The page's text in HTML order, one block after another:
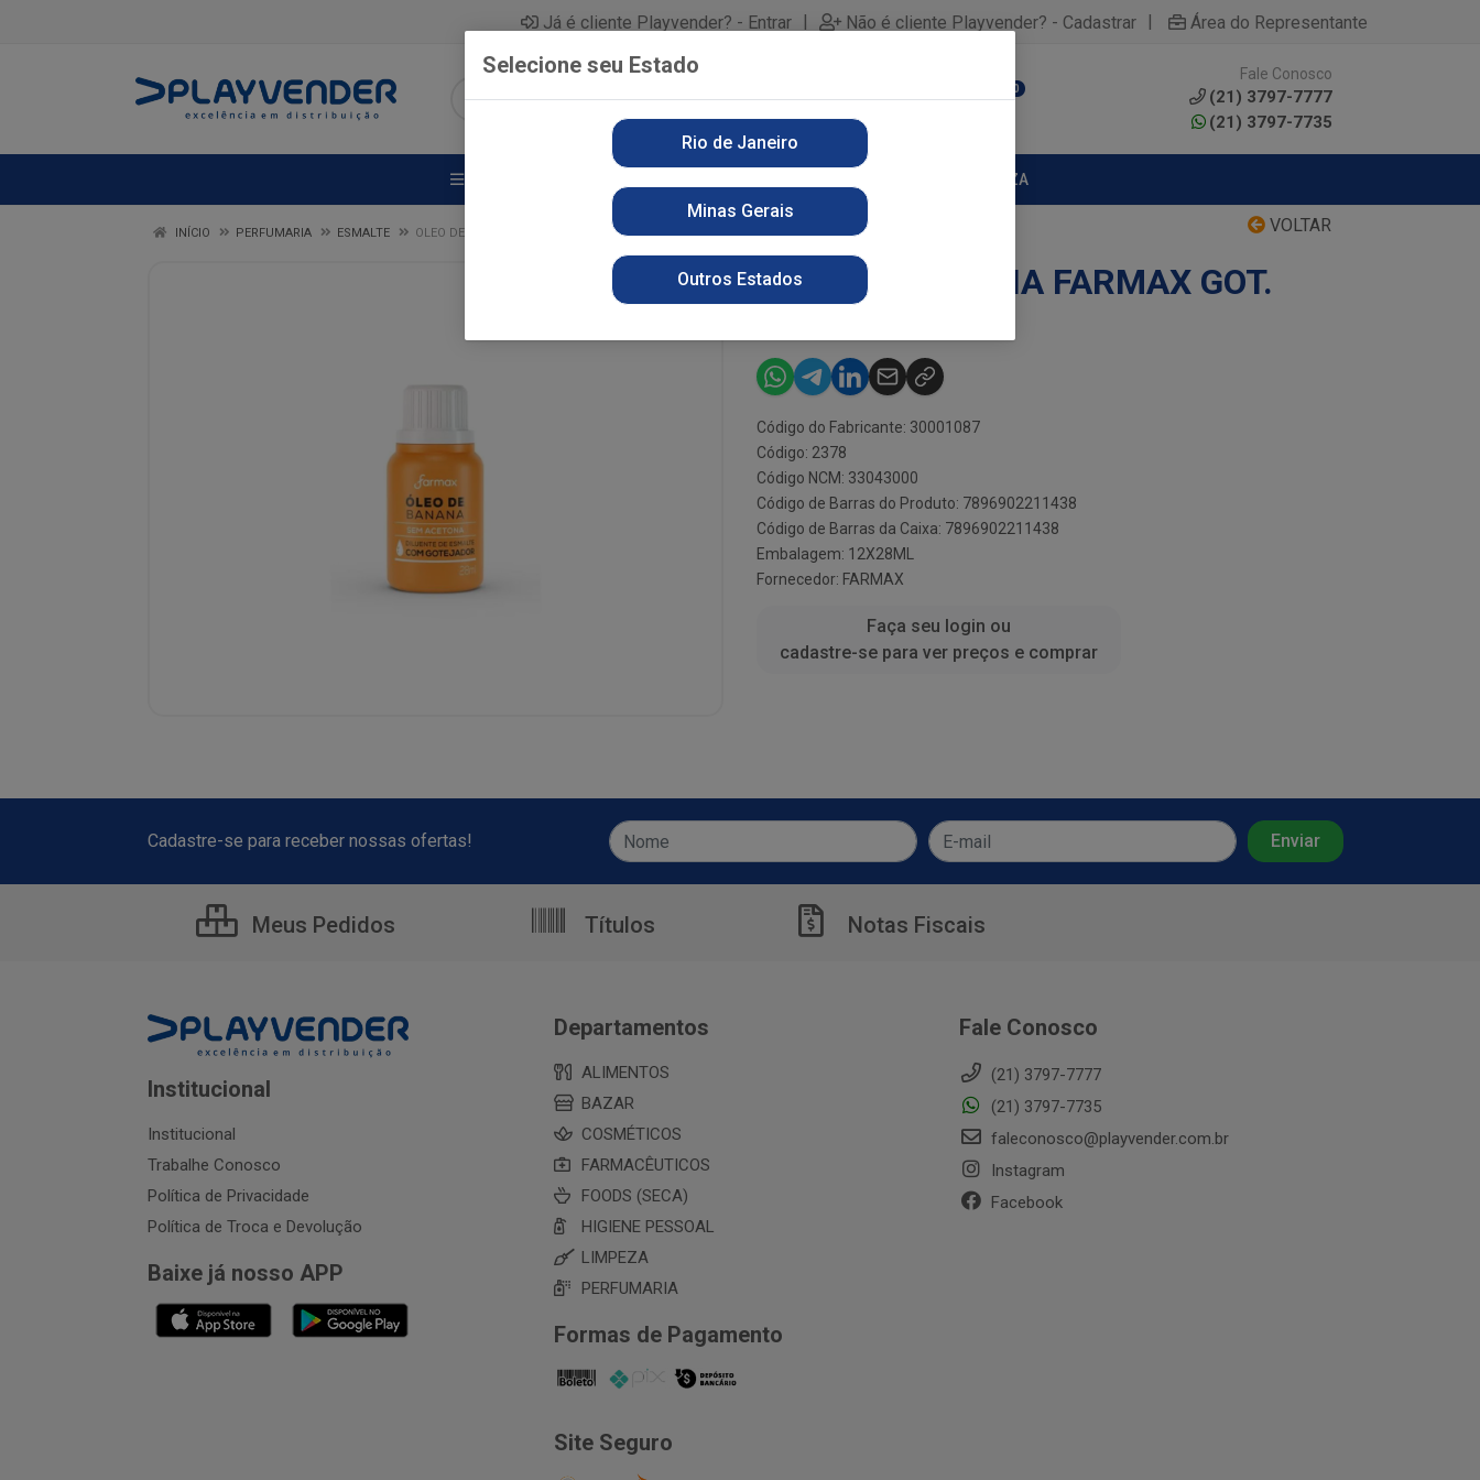
Já é cliente Playvender? - Entrar | Não é cliente Playvender? - Cadastrar | Área do Representante
0
Fale Conosco
(21) 3797-7777
(21) 3797-7735
LIMPEZA
VOLTAR
INÍCIO PERFUMARIA ESMALTE OLEO DE BANANA FARMAX GOT. 28ML
OLEO DE BANANA FARMAX GOT.
Código do Fabricante: 30001087
Código: 2378
Código NCM: 33043000
Código de Barras do Produto: 7896902211438
Código de Barras da Caixa: 7896902211438
Embalagem: 12X28ML
Fornecedor: FARMAX
Faça seu login ou
cadastre-se para ver preços e comprar
Cadastre-se para receber nossas ofertas!
Meus Pedidos Títulos Notas Fiscais
Institucional
Institucional
Trabalhe Conosco
Política de Privacidade
Política de Troca e Devolução
Baixe já nosso APP
Departamentos
ALIMENTOS
BAZAR
COSMÉTICOS
FARMACÊUTICOS
FOODS (SECA)
HIGIENE PESSOAL
LIMPEZA
PERFUMARIA
Formas de Pagamento
Site Seguro
Fale Conosco
(21) 3797-7777
(21) 3797-7735
faleconosco@playvender.com.br
Instagram
Facebook
Selecione seu Estado
Rio de Janeiro
Minas Gerais
Outros Estados